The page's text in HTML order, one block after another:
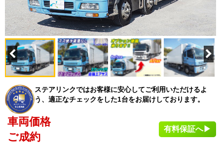
ステアリンクではお客様に安心してご利用いただけるよ
う、適正なチェックをした1台をお届けしております。
車両価格
ご成約
有料保証へ▶